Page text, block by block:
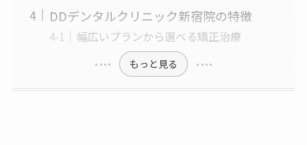
DDデンタルクリニック新宿院の特徴
幅広いプランから選べる矯正治療
もっと見る